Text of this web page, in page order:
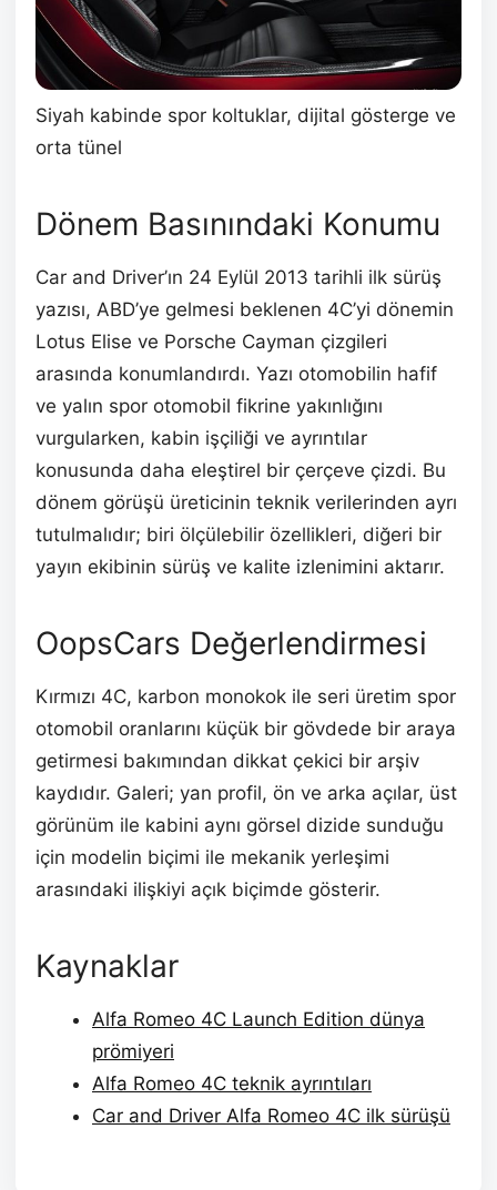
Siyah kabinde spor koltuklar, dijital gösterge ve
orta tünel
Dönem Basınındaki Konumu
Car and Driver’ın 24 Eylül 2013 tarihli ilk sürüş
yazısı, ABD’ye gelmesi beklenen 4C’yi dönemin
Lotus Elise ve Porsche Cayman çizgileri
arasında konumlandırdı. Yazı otomobilin hafif
ve yalın spor otomobil fikrine yakınlığını
vurgularken, kabin işçiliği ve ayrıntılar
konusunda daha eleştirel bir çerçeve çizdi. Bu
dönem görüşü üreticinin teknik verilerinden ayrı
tutulmalıdır; biri ölçülebilir özellikleri, diğeri bir
yayın ekibinin sürüş ve kalite izlenimini aktarır.
OopsCars Değerlendirmesi
Kırmızı 4C, karbon monokok ile seri üretim spor
otomobil oranlarını küçük bir gövdede bir araya
getirmesi bakımından dikkat çekici bir arşiv
kaydıdır. Galeri; yan profil, ön ve arka açılar, üst
görünüm ile kabini aynı görsel dizide sunduğu
için modelin biçimi ile mekanik yerleşimi
arasındaki ilişkiyi açık biçimde gösterir.
Kaynaklar
Alfa Romeo 4C Launch Edition dünya
prömiyeri
Alfa Romeo 4C teknik ayrıntıları
Car and Driver Alfa Romeo 4C ilk sürüşü